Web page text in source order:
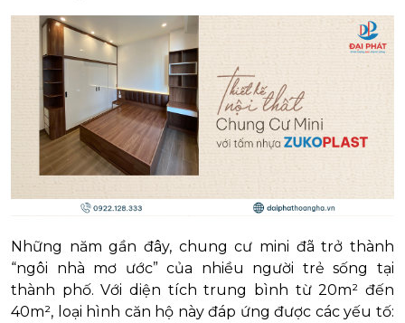
Những năm gần đây, chung cư mini đã trở thành
“ngôi nhà mơ ước” của nhiều người trẻ sống tại
thành phố. Với diện tích trung bình từ 20m² đến
40m², loại hình căn hộ này đáp ứng được các yếu tố: